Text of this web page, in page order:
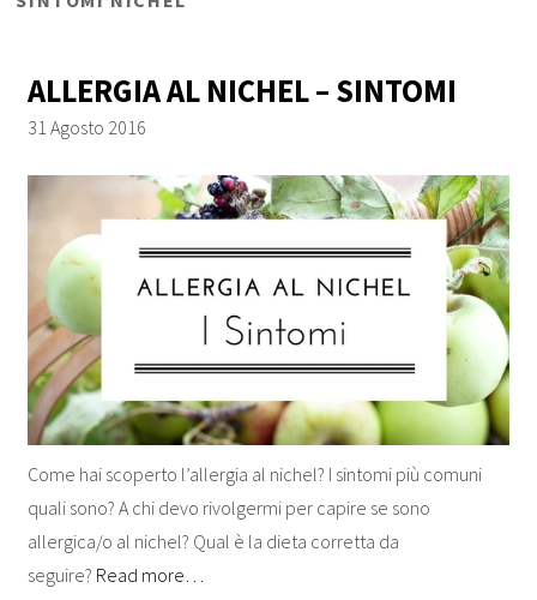
ALLERGIA AL NICHEL – SINTOMI
31 Agosto 2016
Come hai scoperto l’allergia al nichel? I sintomi più comuni
quali sono? A chi devo rivolgermi per capire se sono
allergica/o al nichel? Qual è la dieta corretta da
seguire? Read more…